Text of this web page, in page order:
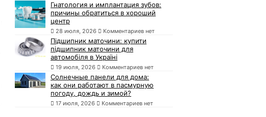
Гнатология и имплантация зубов:
причины обратиться в хороший
центр
28 июля, 2026 Комментариев нет
Підшипник маточини: купити
підшипник маточини для
автомобіля в Україні
19 июля, 2026 Комментариев нет
Солнечные панели для дома:
как они работают в пасмурную
погоду, дождь и зимой?
17 июля, 2026 Комментариев нет